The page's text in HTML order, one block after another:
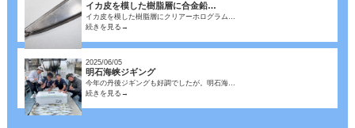
イカ皮を模した樹脂層に合金鉛…
イカ皮を模した樹脂層にクリアーホログラム…
続きを見る→
2025/06/05
明石海峡ジギング
今年の丹後ジギングも好調でしたが。明石海…
続きを見る→